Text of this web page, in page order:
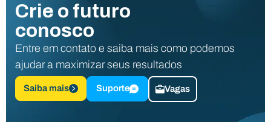
Crie o futuro
conosco
Entre em contato e saiba mais como podemos
ajudar a maximizar seus resultados
Saiba mais Suporte Vagas